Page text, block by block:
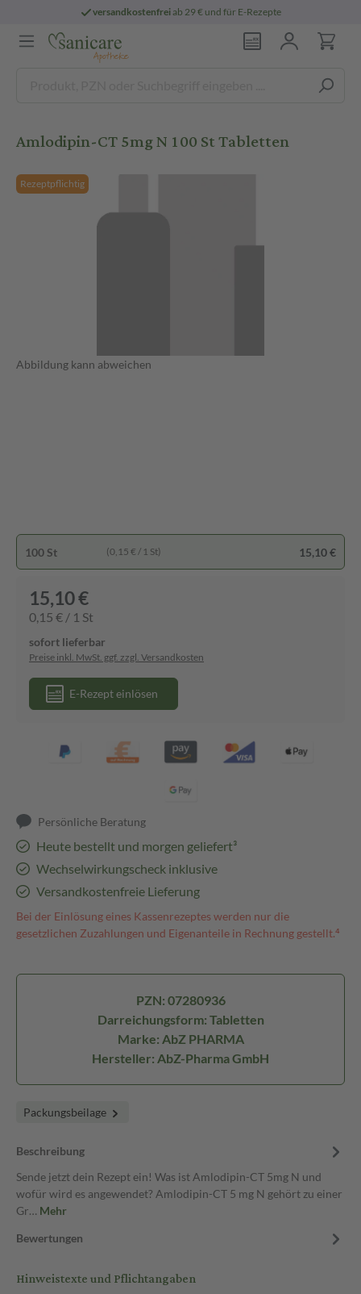
versandkostenfreiab 29 € und für E-Rezepte
Amlodipin-CT 5mg N 100 St Tabletten
Rezeptpflichtig
Abbildung kann abweichen
100 St (0,15 € / 1 St) 15,10 €
15,10 €
0,15 € / 1 St
sofort lieferbar
Preise inkl. MwSt. ggf. zzgl. Versandkosten
E-Rezept einlösen
Persönliche Beratung
Heute bestellt und morgen geliefert³
Wechselwirkungscheck inklusive
Versandkostenfreie Lieferung
Bei der Einlösung eines Kassenrezeptes werden nur die
gesetzlichen Zuzahlungen und Eigenanteile in Rechnung gestellt.⁴
PZN: 07280936
Darreichungsform: Tabletten
Marke: AbZ PHARMA
Hersteller: AbZ-Pharma GmbH
Packungsbeilage
Beschreibung
Sende jetzt dein Rezept ein! Was ist Amlodipin-CT 5mg N und
wofür wird es angewendet? Amlodipin-CT 5 mg N gehört zu einer
Gr… Mehr
Bewertungen
Hinweistexte und Pflichtangaben